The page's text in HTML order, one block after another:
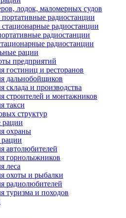
лодок, маломерных судов
радиостанции
радиостанции
радиостанции
радиостанции
рации
предприятий
гостиниц и ресторанов
дальнобойщиков
склада и производства
строителей и монтажников
такси
структур
охраны
автолюбителей
горнолыжников
леса
охоты и рыбалки
радиолюбителей
туризма и походов